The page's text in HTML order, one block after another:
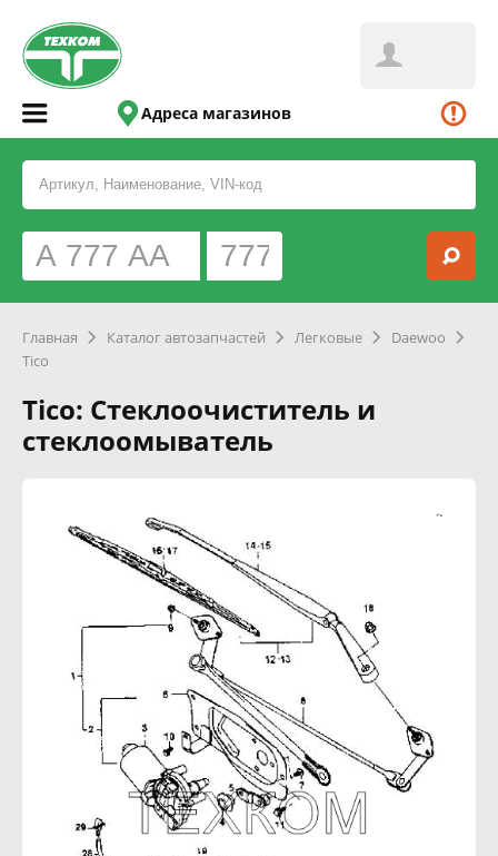
Адреса магазинов
Главная Каталог автозапчастей Легковые
Daewoo
Tico
Tico: Стеклоочиститель и
стеклоомыватель